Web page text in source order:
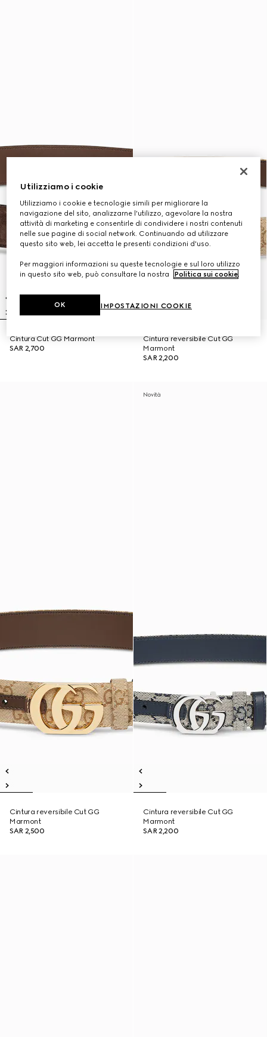
Cintura Cut GG Marmont
SAR 2,700
Cintura reversibile Cut GG
Marmont
SAR 2,200
Cintura reversibile Cut GG
Marmont
SAR 2,500
Novità
Cintura reversibile Cut GG
Marmont
SAR 2,200
Utilizziamo i cookie
Utilizziamo i cookie e tecnologie simili per migliorare la
navigazione del sito, analizzarne l'utilizzo, agevolare la nostra
attività di marketing e consentirle di condividere i nostri contenuti
nelle sue pagine di social network. Continuando ad utilizzare
questo sito web, lei accetta le presenti condizioni d'uso.
Per maggiori informazioni su queste tecnologie e sul loro utilizzo
in questo sito web, può consultare la nostra
Politica sui cookie.
IMPOSTAZIONI COOKIE
OK